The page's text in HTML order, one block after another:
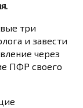
три
и завести
через
ПФР своего